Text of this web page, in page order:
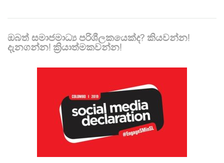
ඔබත් සමාජමාධ්‍ය පරිශීලකයෙක්ද? කියවන්න!
දැනගන්න! ක්‍රියාත්මකවන්න!